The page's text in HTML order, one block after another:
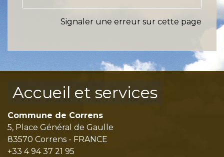
Signaler une erreur sur cette page
Accueil et services
Commune de Correns
5, Place Général de Gaulle
83570 Correns - FRANCE
+33 4 94 37 21 95